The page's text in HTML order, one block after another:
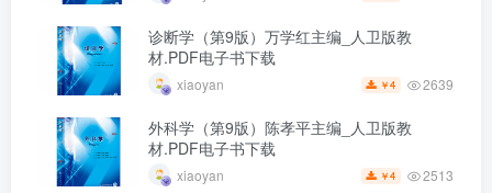
诊断学（第9版）万学红主编_人卫版教
材.PDF电子书下载
xiaoyan ￥4 2639
外科学（第9版）陈孝平主编_人卫版教
材.PDF电子书下载
xiaoyan ￥4 2513